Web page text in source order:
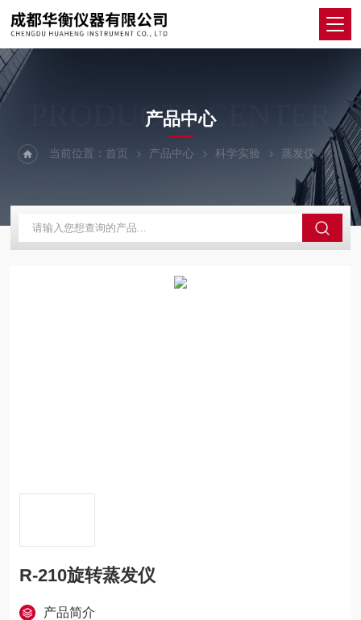
PRODUCTS CENTER
产品中心
当前位置：首页 产品中心 科学实验 蒸发仪 R-
R-210旋转蒸发仪
产品简介